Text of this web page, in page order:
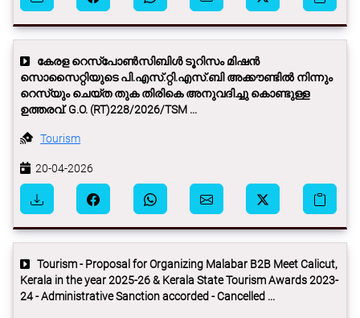
കേരള റെസ്പോണ്‍സിബിള്‍ ടൂറിസം മിഷന്‍
സൊസൈറ്റിയുടെ പി.എസ്‌.റ്റി.എസ്‌.ബി അക്കൗണ്ടില്‍ നിന്നും
റെസ്യും ചെയ്ത തുക തിരികെ അനുവദിച്ചു കൊണ്ടുള്ള
ഉത്തരവ്‌. G.O. (RT)228/2026/TSM ...
Tourism
20-04-2026
Tourism - Proposal for Organizing Malabar B2B Meet Calicut,
Kerala in the year 2025-26 & Kerala State Tourism Awards 2023-
24 - Administrative Sanction accorded - Cancelled ...